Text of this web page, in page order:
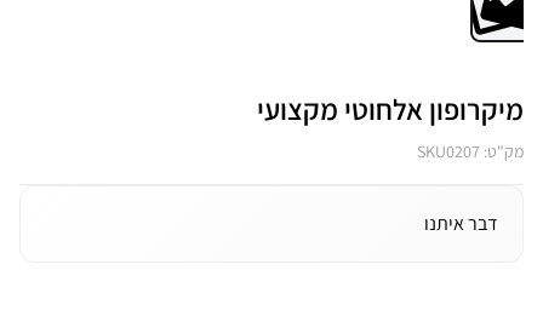
מיקרופון אלחוטי מקצועי
מק"ט: SKU0207
דבר איתנו